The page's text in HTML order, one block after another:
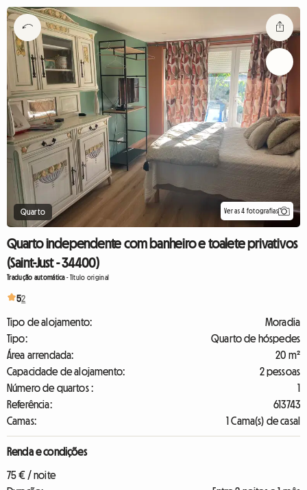
Quarto Ver as 4 fotografias
Quarto independente com banheiro e toalete privativos
(Saint-Just - 34400)
Tradução automática-Título original
52
Tipo de alojamento:
Moradia
Tipo:
Quarto de hóspedes
Área arrendada:
20 m²
Capacidade de alojamento:
2 pessoas
Número de quartos :
1
Referência:
613743
Camas:
1 Cama(s) de casal
Renda e condições
75 € / noite